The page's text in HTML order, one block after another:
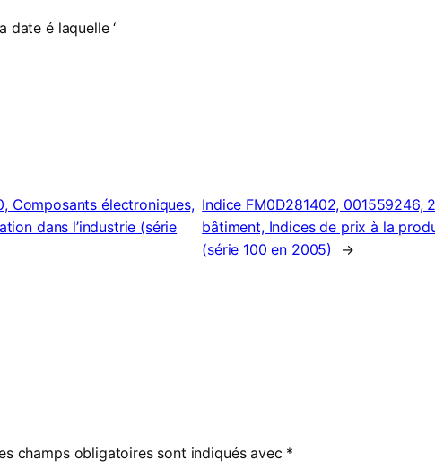
date é laquelle ‘
Composants électroniques,
dans l’industrie (série
Indice FM0D281402, 001559246,
bâtiment, Indices de prix à la
(série 100 en 2005)
→
champs obligatoires sont indiqués avec *